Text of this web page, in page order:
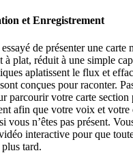
et Enregistrement
de présenter une carte
à plat, réduit à une simple
aplatissent le flux et
conçues pour raconter.
parcourir votre carte section
afin que votre voix et votre
vous n’êtes pas présent.
interactive pour que
tard.